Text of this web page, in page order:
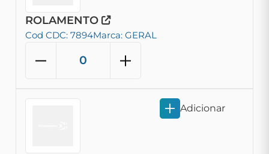
ROLAMENTO
Cod CDC: 7894Marca: GERAL
Adicionar